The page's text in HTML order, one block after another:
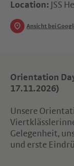
Location: JSS
Ansicht bei
Orientation
17.11.2026)
Unsere
Gelegenheit,
und erste